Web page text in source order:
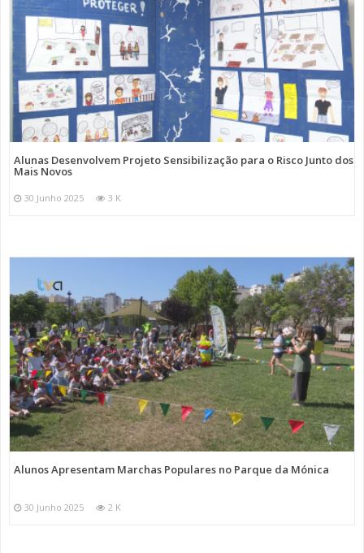
Alunas Desenvolvem Projeto Sensibilização para o Risco Junto dos
Mais Novos
30 Junho 2025 3 K
Alunos Apresentam Marchas Populares no Parque da Mónica
30 Junho 2025 2 K